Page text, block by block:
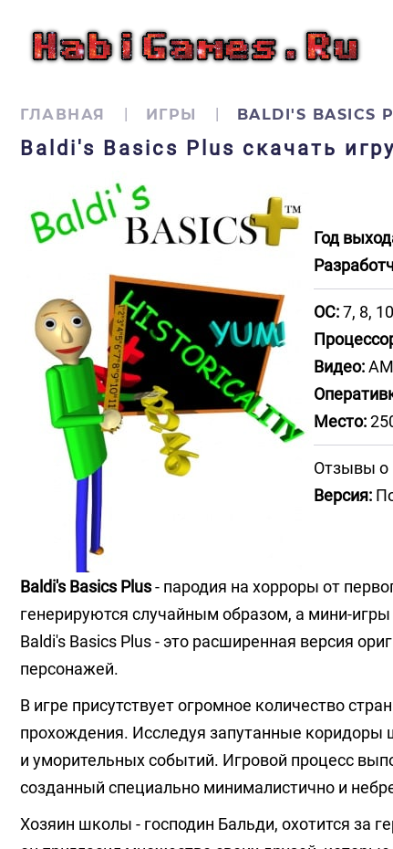
ГЛАВНАЯ ИГРЫ BALDI'S BASICS
Baldi's Basics Plus скачать
Год
ОС:7, 8,
Видео:
Место:
Отзывы о
Версия:
Baldi's Basics Plus- пародия на хорроры от
генерируются случайным образом, а мини-
Baldi's Basics Plus - это расширенная версия
персонажей.
В игре присутствует огромное количество
прохождения. Исследуя запутанные
и уморительных событий. Игровой процесс
созданный специально минималистично и
Хозяин школы - господин Бальди, охотится за